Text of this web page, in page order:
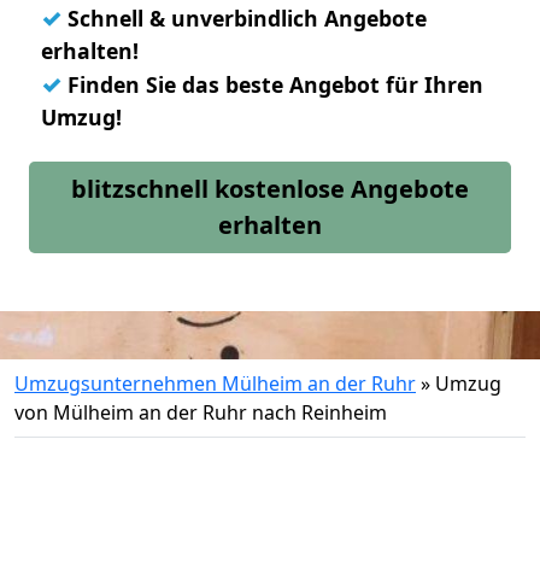
✓ Schnell & unverbindlich Angebote
erhalten!
✓ Finden Sie das beste Angebot für Ihren
Umzug!
blitzschnell kostenlose Angebote
erhalten
Umzugsunternehmen Mülheim an der Ruhr» Umzug
von Mülheim an der Ruhr nach Reinheim